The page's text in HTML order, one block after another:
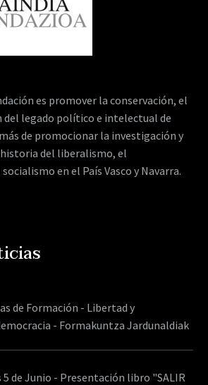
es promover la conservación, el
del legado político e intelectual de
de promocionar la investigación y
del liberalismo, el
en el País Vasco y Navarra.
de Formación - Libertad y
- Formakuntza Jardunaldiak
5 de Junio - Presentación libro "SALIR